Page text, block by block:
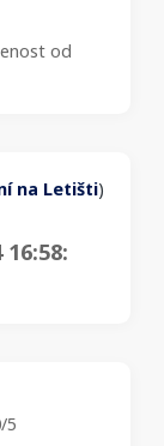
od
na Letišti)
16:58:
5